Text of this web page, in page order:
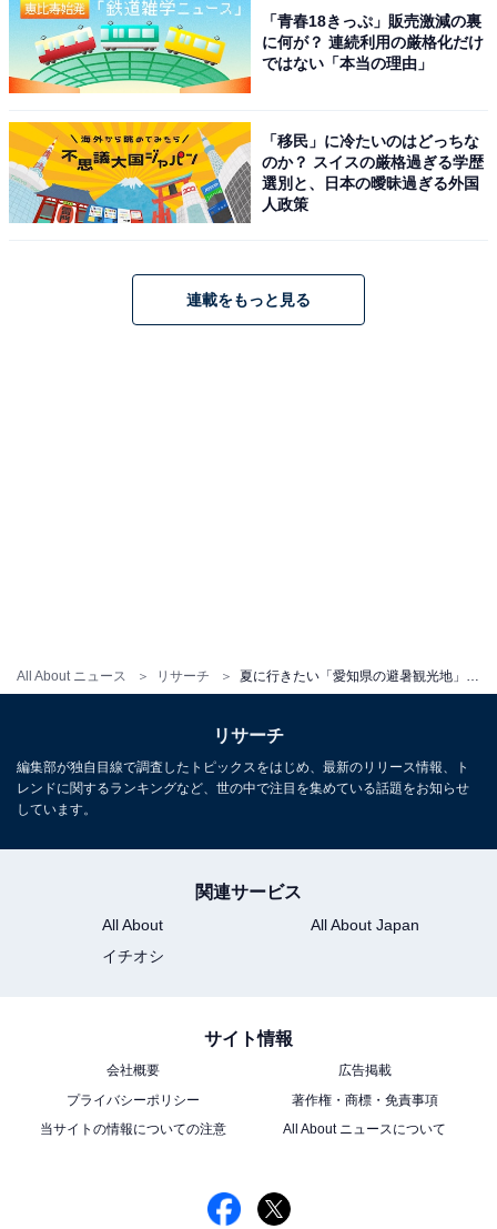
All About ニュース リサーチ 夏に行きたい「愛知県の避暑観光地」ランキング！ 2位「茶臼山高原」、僅差の1位は？【2025年調査】
「青春18きっぷ」販売激減の裏
に何が？ 連続利用の厳格化だけ
ではない「本当の理由」
「移民」に冷たいのはどっちな
のか？ スイスの厳格過ぎる学歴
選別と、日本の曖昧過ぎる外国
人政策
連載をもっと見る
リサーチ
編集部が独自目線で調査したトピックスをはじめ、最新のリリース情報、ト
レンドに関するランキングなど、世の中で注目を集めている話題をお知らせ
しています。
関連サービス
All About
All About Japan
イチオシ
サイト情報
会社概要
広告掲載
プライバシーポリシー
著作権・商標・免責事項
当サイトの情報についての注意
All About ニュースについて